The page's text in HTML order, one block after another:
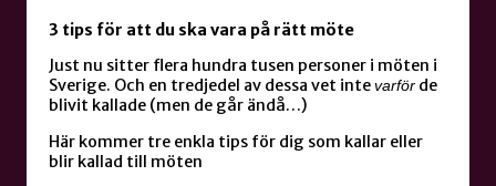
3 tips för att du ska vara på rätt möte
Just nu sitter flera hundra tusen personer i möten i
Sverige. Och en tredjedel av dessa vet intevarför de
blivit kallade (men de går ändå…)
Här kommer tre enkla tips för dig som kallar eller
blir kallad till möten